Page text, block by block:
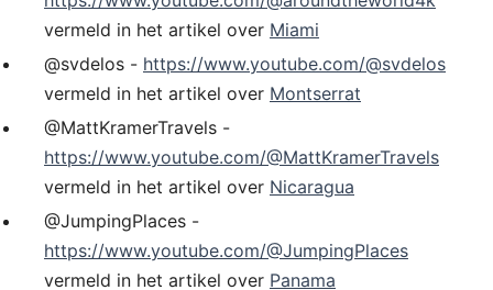
vermeld in het artikel over Miami
@svdelos - https://www.youtube.com/@svdelos
vermeld in het artikel over Montserrat
@MattKramerTravels -
https://www.youtube.com/@MattKramerTravels
vermeld in het artikel over Nicaragua
@JumpingPlaces -
https://www.youtube.com/@JumpingPlaces
vermeld in het artikel over Panama